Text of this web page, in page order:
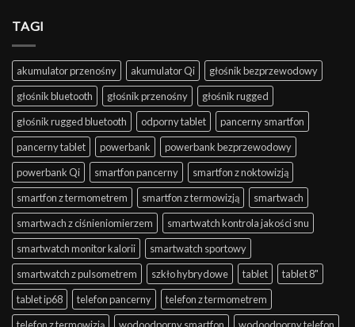
TAGI
akumulator przenośny akumulator Qi
głośnik bezprzewodowy
głośnik bluetooth
głośnik przenośny
głośnik rugged
głośnik rugged bluetooth
odporny tablet
pancerny smartfon
pancerny tablet
powerbank
powerbank bezprzewodowy
powerbank Qi
smartfon pancerny
smartfon z noktowizją
smartfon z termometrem
smartfon z termowizją
smartwach
smartwach z ciśnieniomierzem
smartwatch kontrola jakości snu
smartwatch monitor kalorii
smartwatch sportowy
smartwatch z pulsometrem
szkło hybrydowe tablet
tablet 8"
tablet ip68
telefon pancerny
telefon z termometrem